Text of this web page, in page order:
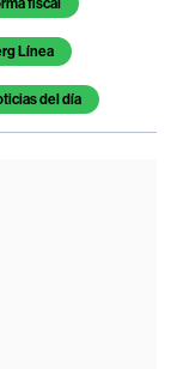
fiscal
Línea
del día